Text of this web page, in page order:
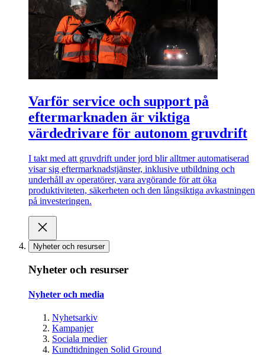
Varför service och support på
eftermarknaden är viktiga
värdedrivare för autonom gruvdrift
I takt med att gruvdrift under jord blir alltmer automatiserad
visar sig eftermarknadstjänster, inklusive utbildning och
underhåll av operatörer, vara avgörande för att öka
produktiviteten, säkerheten och den långsiktiga avkastningen
på investeringen.
Nyheter och resurser
Nyheter och resurser
Nyheter och media
Nyhetsarkiv
Kampanjer
Sociala medier
Kundtidningen Solid Ground